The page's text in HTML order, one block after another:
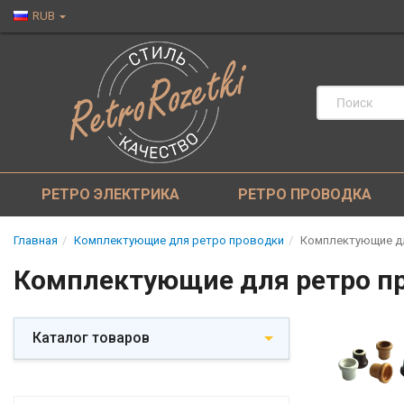
RUB
РЕТРО ЭЛЕКТРИКА РЕТРО ПРОВОДКА
Главная Комплектующие для ретро проводки Комплектующие
Комплектующие для ретро
Каталог товаров